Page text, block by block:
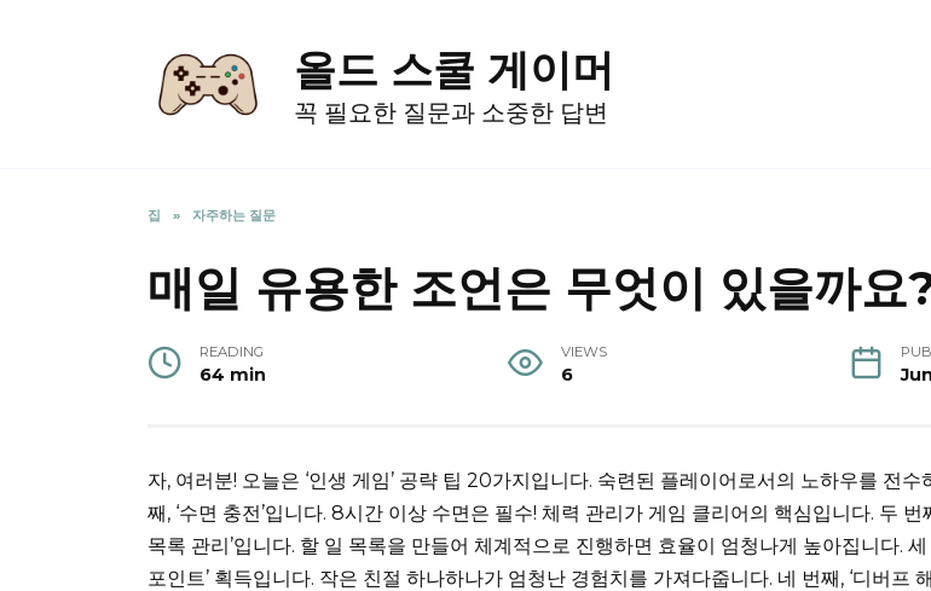
올드 스쿨 게이머
꼭 필요한 질문과 소중한 답변
집 » 자주하는 질문
매일 유용한 조언은 무엇이 있을까요
READING
64 min
VIEWS
6
자, 여러분! 오늘은 ‘인생 게임’ 공략 팁 20가지입니다. 숙련된 플레이어로서의 노하우를 전수
째, ‘수면 충전’입니다. 8시간 이상 수면은 필수! 체력 관리가 게임 클리어의 핵심입니다. 두 번
목록 관리’입니다. 할 일 목록을 만들어 체계적으로 진행하면 효율이 엄청나게 높아집니다. 세
포인트’ 획득입니다. 작은 친절 하나하나가 엄청난 경험치를 가져다줍니다. 네 번째, ‘디버프